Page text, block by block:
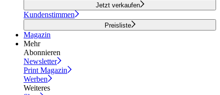
Jetzt verkaufen
Kundenstimmen
Preisliste
Magazin
Mehr
Abonnieren
Newsletter
Print Magazin
Werben
Weiteres